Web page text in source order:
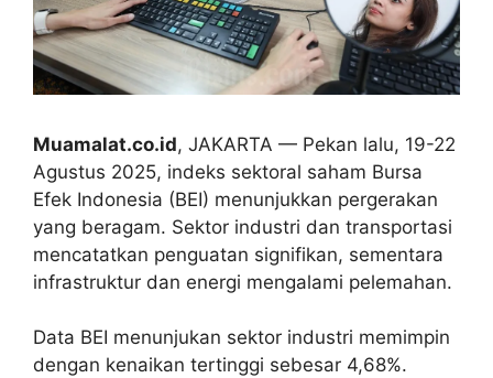
Muamalat.co.id, JAKARTA — Pekan lalu, 19-22
Agustus 2025, indeks sektoral saham Bursa
Efek Indonesia (BEI) menunjukkan pergerakan
yang beragam. Sektor industri dan transportasi
mencatatkan penguatan signifikan, sementara
infrastruktur dan energi mengalami pelemahan.
Data BEI menunjukan sektor industri memimpin
dengan kenaikan tertinggi sebesar 4,68%.